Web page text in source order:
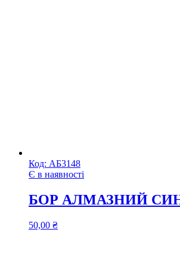
Код: АБ3148
Є в наявності
БОР АЛМАЗНИЙ
50,00 ₴